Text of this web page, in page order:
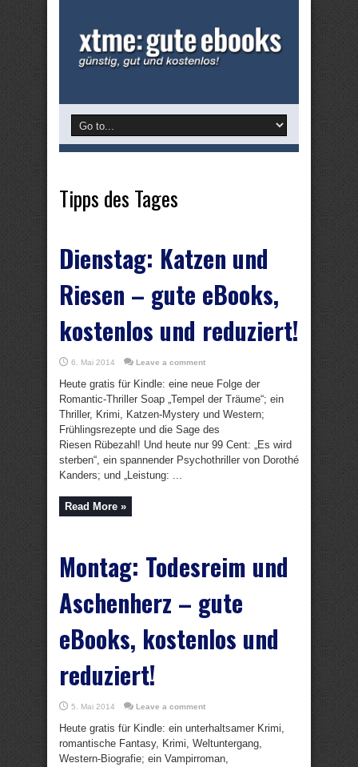
Tipps des Tages
Dienstag: Katzen und
Riesen – gute eBooks,
kostenlos und reduziert!
6. Mai 2014 Leave a comment
Heute gratis für Kindle: eine neue Folge der
Romantic-Thriller Soap „Tempel der Träume“; ein
Thriller, Krimi, Katzen-Mystery und Western;
Frühlingsrezepte und die Sage des
Riesen Rübezahl! Und heute nur 99 Cent: „Es wird
sterben“, ein spannender Psychothriller von Dorothé
Kanders; und „Leistung: ...
Read More »
Montag: Todesreim und
Aschenherz – gute
eBooks, kostenlos und
reduziert!
5. Mai 2014 Leave a comment
Heute gratis für Kindle: ein unterhaltsamer Krimi,
romantische Fantasy, Krimi, Weltuntergang,
Western-Biografie; ein Vampirroman,